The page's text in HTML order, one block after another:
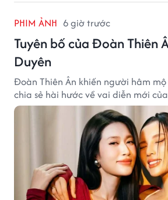
PHIM ẢNH 6 giờ trước
Tuyên bố của Đoàn Thiên
Duyên
Đoàn Thiên Ân khiến người hâm
chia sẻ hài hước về vai diễn mới